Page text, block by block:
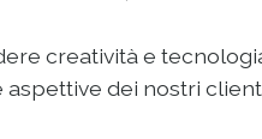
creatività e
dei nostri